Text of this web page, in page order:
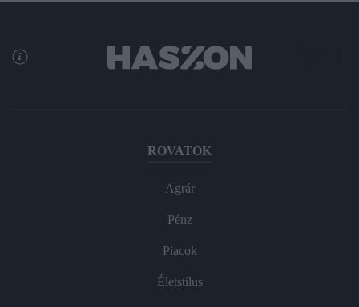
ROVATOK
Agrár
Pénz
Piacok
Életstílus